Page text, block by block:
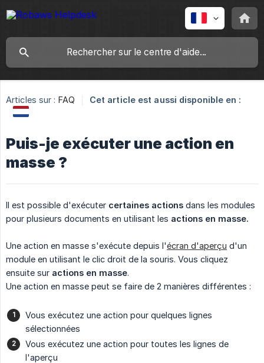
Articles sur : FAQ Cet article est aussi disponible en :
Puis-je exécuter une action en
masse ?
Il est possible d'exécuter certaines actions dans les modules
pour plusieurs documents en utilisant les actions en masse.
Une action en masse s'exécute depuis l'écran d'aperçu d'un
module en utilisant le clic droit de la souris. Vous cliquez
ensuite sur actions en masse.
Une action en masse peut se faire de 2 manières différentes :
Vous exécutez une action pour quelques lignes
sélectionnées
Vous exécutez une action pour toutes les lignes de
l'aperçu